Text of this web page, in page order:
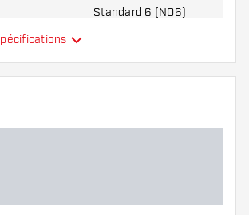
Standard 6 (NO6)
intégré